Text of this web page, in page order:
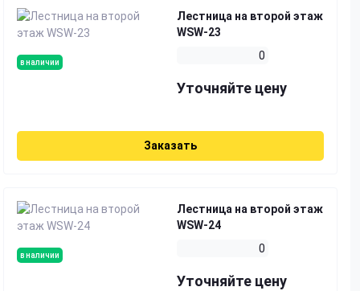
в наличии
Лестница на второй этаж
WSW-23
0
Уточняйте цену
Заказать
в наличии
Лестница на второй этаж
WSW-24
0
Уточняйте цену